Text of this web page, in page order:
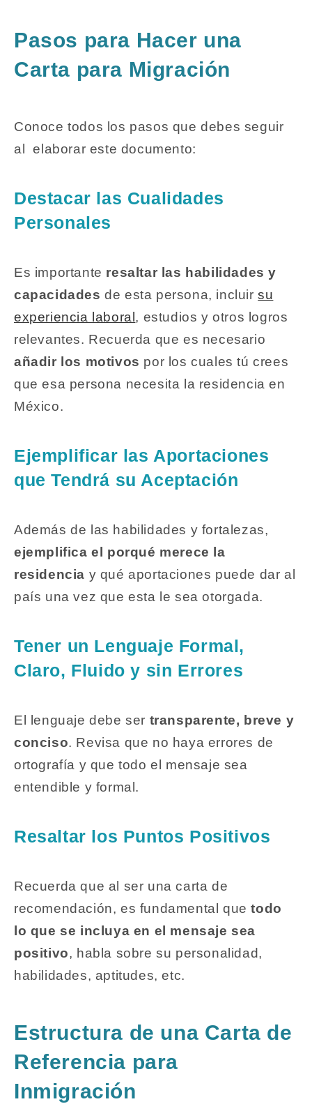
Pasos para Hacer una
Carta para Migración
Conoce todos los pasos que debes seguir
al elaborar este documento:
Destacar las Cualidades
Personales
Es importante resaltar las habilidades y
capacidadesde esta persona, incluirsu
experiencia laboral , estudios y otros logros
relevantes. Recuerda que es necesario
añadir los motivos por los cuales tú crees
que esa persona necesita la residencia en
México.
Ejemplificar las Aportaciones
que Tendrá su Aceptación
Además de las habilidades y fortalezas,
ejemplifica el porqué merece la
residencia y qué aportaciones puede dar al
país una vez que esta le sea otorgada.
Tener un Lenguaje Formal,
Claro, Fluido y sin Errores
El lenguaje debe ser transparente, breve y
conciso. Revisa que no haya errores de
ortografía y que todo el mensaje sea
entendible y formal.
Resaltar los Puntos Positivos
Recuerda que al ser una carta de
recomendación, es fundamental que todo
lo que se incluya en el mensaje sea
positivo, habla sobre su personalidad,
habilidades, aptitudes, etc.
Estructura de una Carta de
Referencia para
Inmigración